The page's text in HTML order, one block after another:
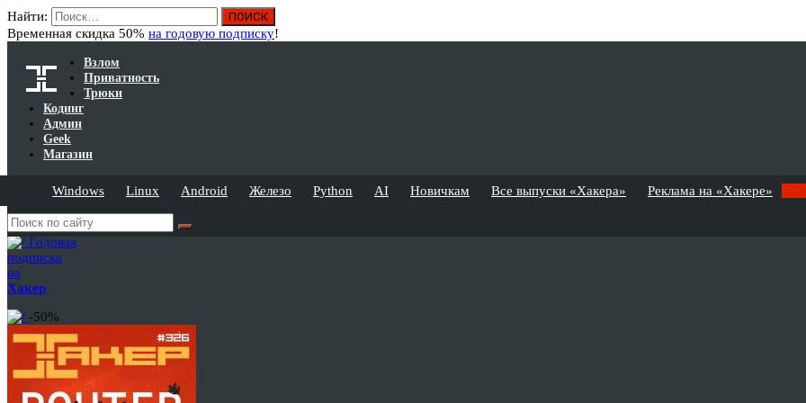
Найти:
Временная скидка 50% на годовую подписку!
Взлом
Приватность
Трюки
Кодинг
Админ
Geek
Магазин
Windows Linux Android Железо Python AI Новичкам Все выпуски «Хакера» Реклама на «Хакере»
Годовая
подписка
на
Хакер
-50%